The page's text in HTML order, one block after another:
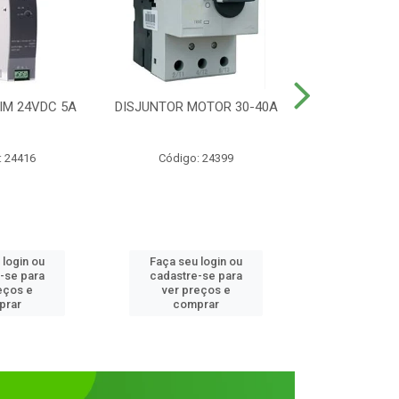
24VDC 5A
24416
login ou
se para
e
DISJUNTOR MOTOR 30-40A
Código: 24399
Faça seu login ou
cadastre-se para
ver preços e
comprar